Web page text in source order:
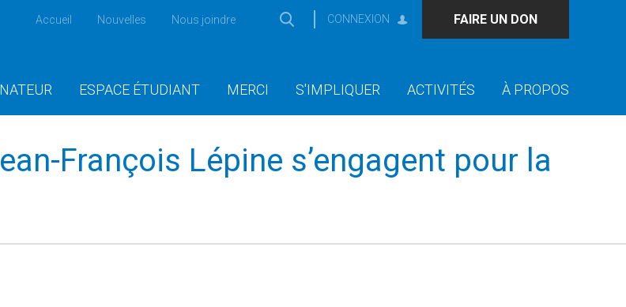
Accueil Nouvelles Nous joindre CONNEXION FAIRE UN DON
ESPACE ÉTUDIANT MERCI S'IMPLIQUER ACTIVITÉS À PROPOS
François Lépine s’engagent pour la